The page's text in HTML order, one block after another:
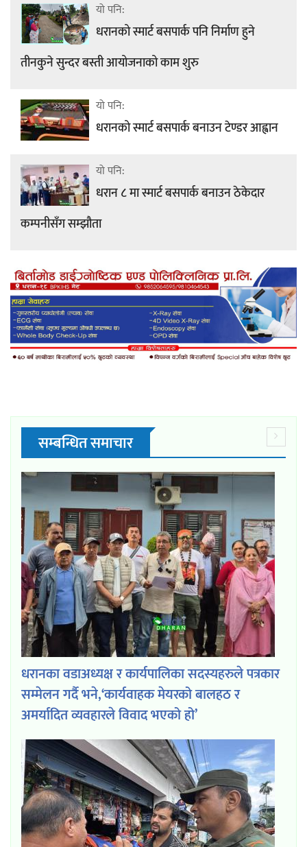
यो पनि:
धरानको स्मार्ट बसपार्क पनि निर्माण हुने
तीनकुने सुन्दर बस्ती आयोजनाको काम शुरु
यो पनि:
धरानको स्मार्ट बसपार्क बनाउन टेण्डर आह्वान
यो पनि:
धरान ८ मा स्मार्ट बसपार्क बनाउन ठेकेदार
कम्पनीसँग सम्झौता
सम्बन्धित समाचार
धरानका वडाअध्यक्ष र कार्यपालिका सदस्यहरुले पत्रकार
सम्मेलन गर्दै भने,‘कार्यवाहक मेयरको बालहठ र
अमर्यादित व्यवहारले विवाद भएको हो’